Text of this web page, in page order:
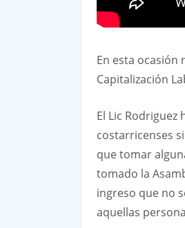
En esta ocasión
Capitalización
El Lic
costarricenses
que tomar
tomado la
ingreso que no
aquellas